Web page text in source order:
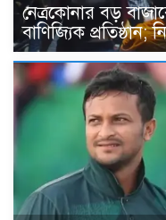
নেত্রকোনার বড়
বাণিজ্যিক প্রতিষ্ঠান;